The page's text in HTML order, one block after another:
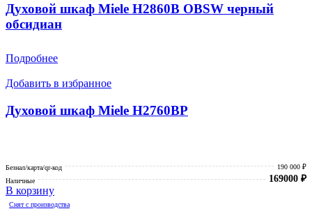
Духовой шкаф Miele H2860B OBSW черный
обсидиан
Подробнее
Добавить в избранное
Духовой шкаф Miele H2760BP
Безнал/карта/qr-код
190 000 ₽
Наличные
169000 ₽
В корзину
Снят с производства